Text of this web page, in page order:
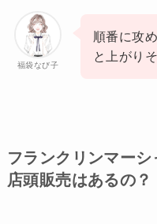
福袋なび子
順番に攻
と上がり
フランクリンマー
店頭販売はあるの？